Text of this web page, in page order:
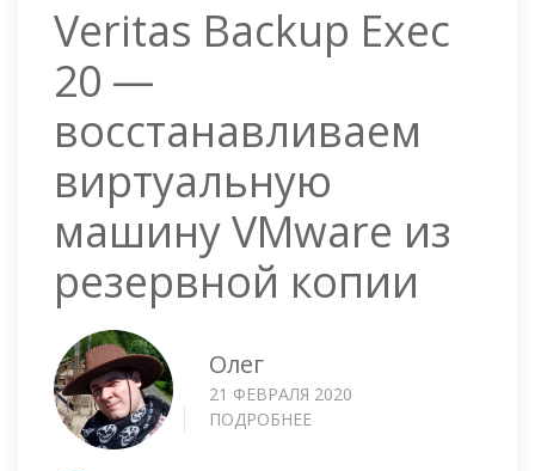
Veritas Backup Exec
20 —
восстанавливаем
виртуальную
машину VMware из
резервной копии
Олег
21 ФЕВРАЛЯ 2020
ПОДРОБНЕЕ